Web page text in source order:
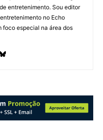
entretenimento. Sou editor
no Echo
foco especial na área dos